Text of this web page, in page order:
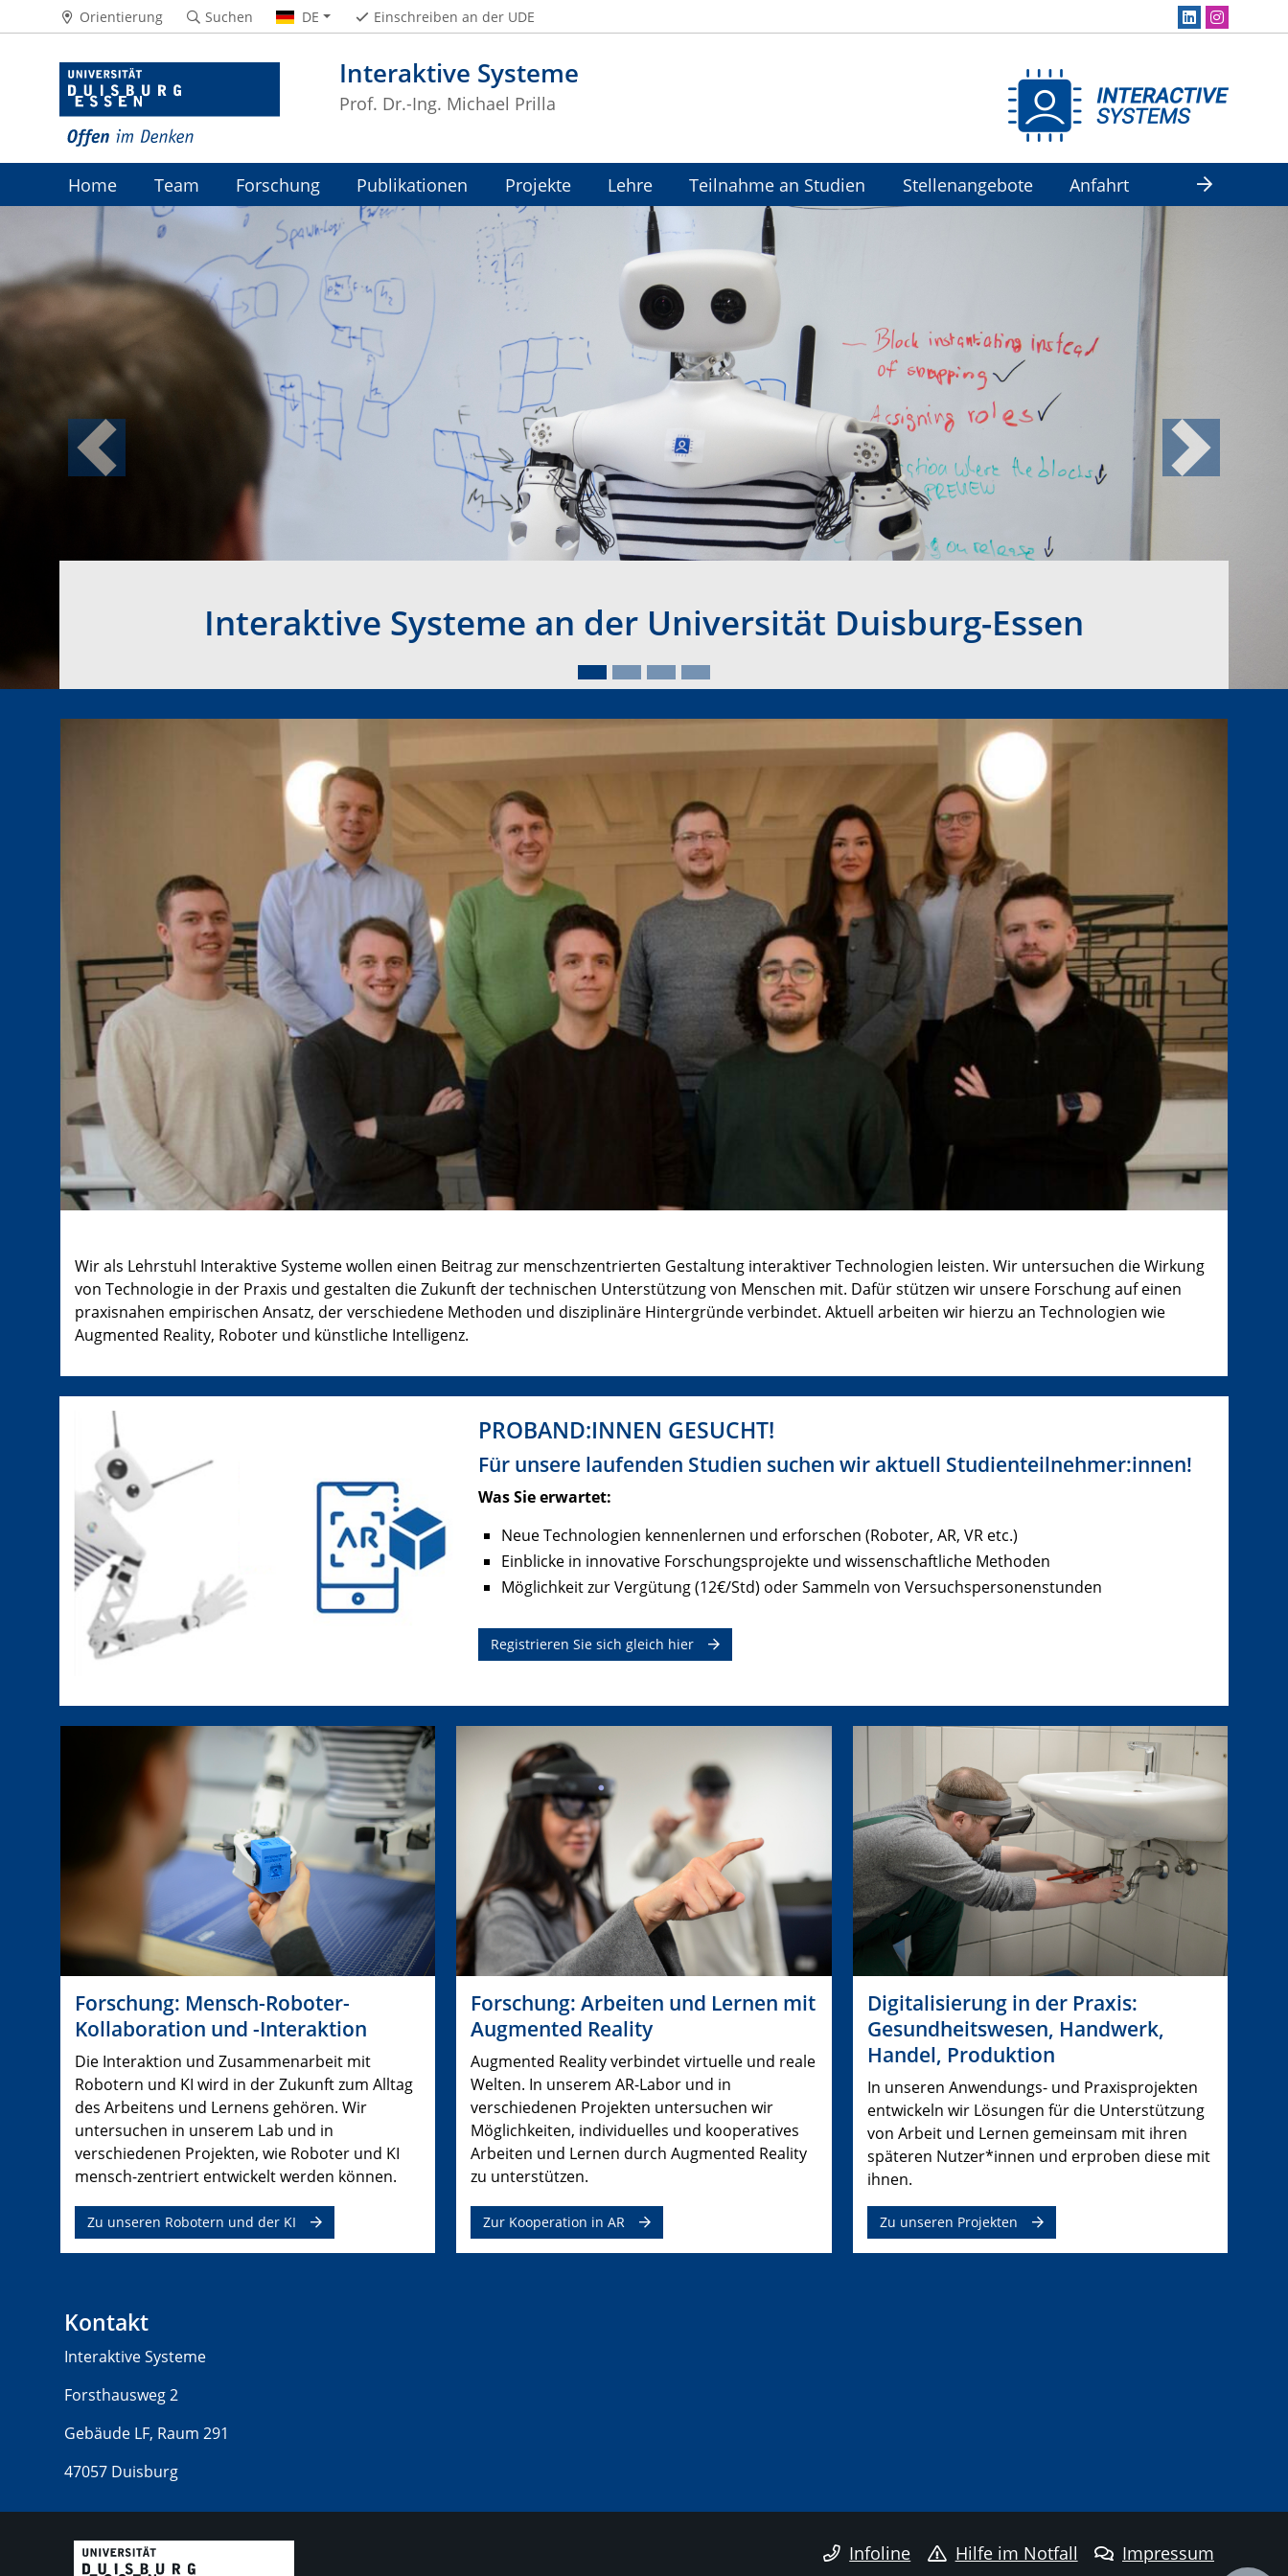
Interaktive Systeme
Prof. Dr.-Ing. Michael Prilla
Orientierung Suchen DE Einschreiben an der UDE
Home Team Forschung Publikationen Projekte Lehre Teilnahme an Studien Stellenangebote
Anfahrt
Interaktive Systeme an der Universität Duisburg-Essen
Previous Next
Wir als Lehrstuhl Interaktive Systeme wollen einen Beitrag zur menschzentrierten Gestaltung interaktiver Technologien leisten. Wir untersuchen die Wirkung
von Technologie in der Praxis und gestalten die Zukunft der technischen Unterstützung von Menschen mit. Dafür stützen wir unsere Forschung auf einen
praxisnahen empirischen Ansatz, der verschiedene Methoden und disziplinäre Hintergründe verbindet. Aktuell arbeiten wir hierzu an Technologien wie
Augmented Reality, Roboter und künstliche Intelligenz.
PROBAND:INNEN GESUCHT!
Für unsere laufenden Studien suchen wir aktuell Studienteilnehmer:innen!
Was Sie erwartet:
Neue Technologien kennenlernen und erforschen (Roboter, AR, VR etc.)
Einblicke in innovative Forschungsprojekte und wissenschaftliche Methoden
Möglichkeit zur Vergütung (12€/Std) oder Sammeln von Versuchspersonenstunden
Registrieren Sie sich gleich hier
Forschung: Mensch-Roboter-
Kollaboration und -Interaktion
Die Interaktion und Zusammenarbeit mit
Robotern und KI wird in der Zukunft zum Alltag
des Arbeitens und Lernens gehören. Wir
untersuchen in unserem Lab und in
verschiedenen Projekten, wie Roboter und KI
mensch-zentriert entwickelt werden können.
Zu unseren Robotern und der KI
Forschung: Arbeiten und Lernen mit
Augmented Reality
Augmented Reality verbindet virtuelle und reale
Welten. In unserem AR-Labor und in
verschiedenen Projekten untersuchen wir
Möglichkeiten, individuelles und kooperatives
Arbeiten und Lernen durch Augmented Reality
zu unterstützen.
Zur Kooperation in AR
Digitalisierung in der Praxis:
Gesundheitswesen, Handwerk,
Handel, Produktion
In unseren Anwendungs- und Praxisprojekten
entwickeln wir Lösungen für die Unterstützung
von Arbeit und Lernen gemeinsam mit ihren
späteren Nutzer*innen und erproben diese mit
ihnen.
Zu unseren Projekten
Kontakt
Interaktive Systeme
Forsthausweg 2
Gebäude LF, Raum 291
47057 Duisburg
Infoline Hilfe im Notfall Impressum